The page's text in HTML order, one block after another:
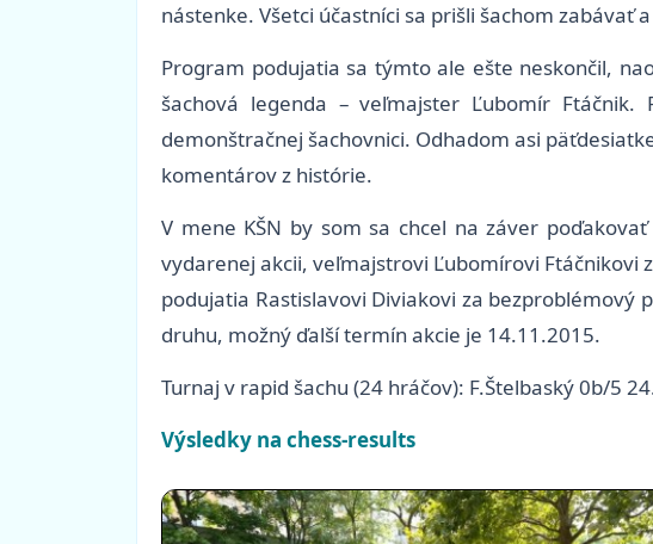
nástenke. Všetci účastníci sa prišli šachom
Program podujatia sa týmto ale ešte neskončil,
šachová legenda – veľmajster Ľubomír
demonštračnej šachovnici. Odhadom asi
komentárov z histórie.
V mene KŠN by som sa chcel na záver
vydarenej akcii, veľmajstrovi Ľubomírovi Ftáčnikovi
podujatia Rastislavovi Diviakovi za bezproblémový
druhu, možný ďalší termín akcie je 14.11.2015.
Turnaj v rapid šachu (24 hráčov): F.Štelbaský 0b/5
Výsledky na chess-results